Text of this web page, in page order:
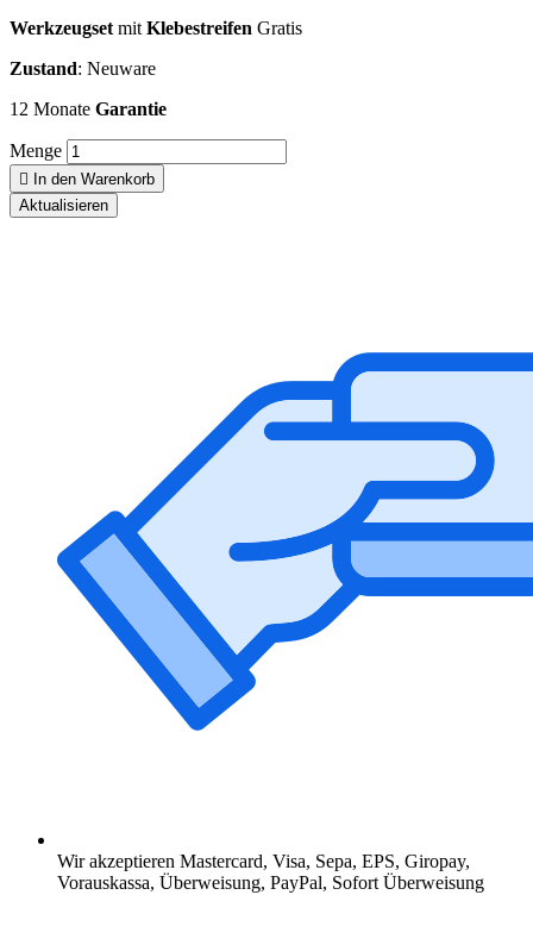
WerkzeugsetmitKlebestreifen Gratis
Zustand: Neuware
12 Monate Garantie
Menge
 In den Warenkorb
Wir akzeptieren Mastercard, Visa, Sepa, EPS, Giropay,
Vorauskassa, Überweisung, PayPal, Sofort Überweisung